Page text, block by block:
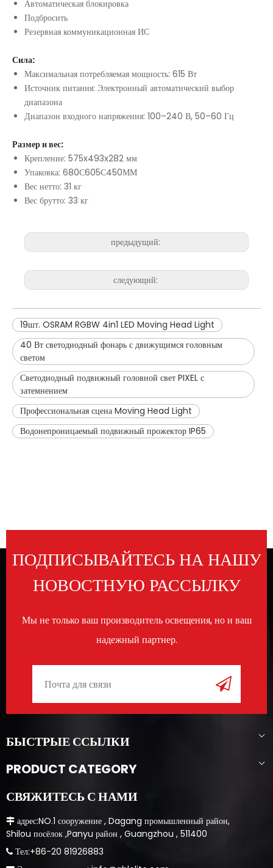
Автоматическая блокировка
Подбросить
Резервная коммуникационная ИС
Сила:
Максимальная потребляемая мощность: 615 Вт
Источник питания: Электронный автоматический выбор
диапазона
Диапазон входного напряжения: 100–240 В, 50–60 Гц
Размер и вес:
Крепление: 575x493x282 мм
Упаковка: 680С605С450ММ
Вес нетто: 31 кг
Вес брутто: 33 кг
предыдущий:
следующий:
19шт. OSRAM RGBW 4in1 LED Moving Head Light
40 Вт светодиодный фонарь с движущимся головным
светом
Светодиодный подвижный головной свет PIXEL с
затемнением
Профессиональная сцена Moving Head Light
Водонепроницаемый подвижный прожектор IP65
ПОДПИСЫВАЙТЕСЬ НА НАШУ
НОВОСТНУЮ РАССЫЛКУ
Мы не только ваш производитель освещения, но и ваш
надежный партнер.
БЫСТРЫЕ ССЫЛКИ
PRODUCT CATEGORY
СВЯЖИТЕСЬ С НАМИ
 ​​​​​​ адрес:NO.1 сооружение , Dagang промышленный район,
Shilou посёлок ,Panyu район , Guangzhou , 511400
 ​​​​​ Тел:+86-20 81926883